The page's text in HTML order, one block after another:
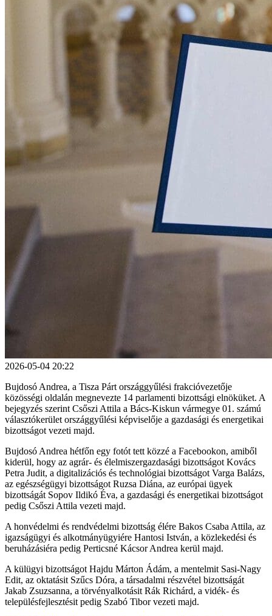
2026-05-04 20:22
Bujdosó Andrea, a Tisza Párt országgyűlési frakcióvezetője
közösségi oldalán megnevezte 14 parlamenti bizottsági elnöküket. A
bejegyzés szerint Csőszi Attila a Bács-Kiskun vármegye 01. számú
választókerület országgyűlési képviselője a gazdasági és energetikai
bizottságot vezeti majd.
Bujdosó Andrea hétfőn egy fotót tett közzé a Facebookon, amiből
kiderül, hogy az agrár- és élelmiszergazdasági bizottságot Kovács
Petra Judit, a digitalizációs és technológiai bizottságot Varga Balázs,
az egészségügyi bizottságot Ruzsa Diána, az európai ügyek
bizottságát Sopov Ildikó Éva, a gazdasági és energetikai bizottságot
pedig Csőszi Attila vezeti majd.
A honvédelmi és rendvédelmi bizottság élére Bakos Csaba Attila, az
igazságügyi és alkotmányügyiére Hantosi István, a közlekedési és
beruházásiéra pedig Perticsné Kácsor Andrea kerül majd.
A külügyi bizottságot Hajdu Márton Ádám, a mentelmit Sasi-Nagy
Edit, az oktatásit Szűcs Dóra, a társadalmi részvétel bizottságát
Jakab Zsuzsanna, a törvényalkotásit Rák Richárd, a vidék- és
településfejlesztésit pedig Szabó Tibor vezeti majd.